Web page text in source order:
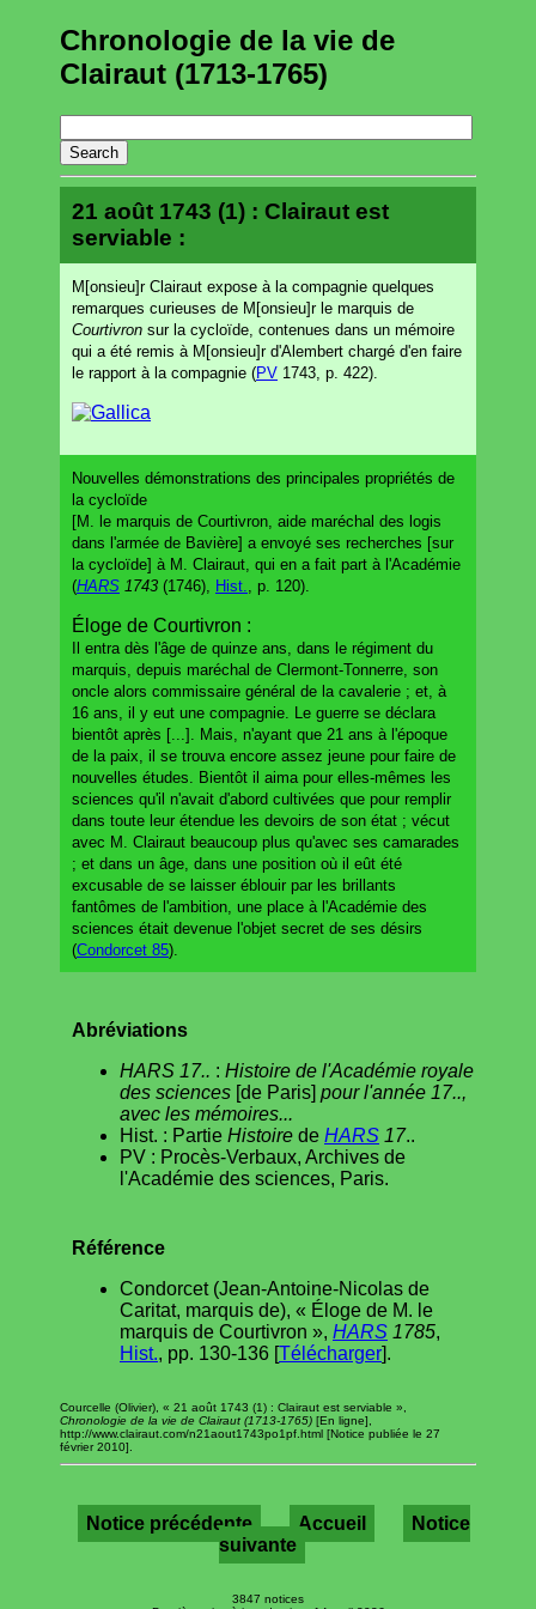
Chronologie de la vie de
Clairaut (1713-1765)
21 août 1743 (1) : Clairaut est
serviable :
M[onsieu]r Clairaut expose à la compagnie quelques
remarques curieuses de M[onsieu]r le marquis de
Courtivron sur la cycloïde, contenues dans un mémoire
qui a été remis à M[onsieu]r d'Alembert chargé d'en faire
le rapport à la compagnie (PV 1743, p. 422).
Nouvelles démonstrations des principales propriétés de
la cycloïde
[M. le marquis de Courtivron, aide maréchal des logis
dans l'armée de Bavière] a envoyé ses recherches [sur
la cycloïde] à M. Clairaut, qui en a fait part à l'Académie
(HARS 1743 (1746), Hist. , p. 120).
Éloge de Courtivron :
Il entra dès l'âge de quinze ans, dans le régiment du
marquis, depuis maréchal de Clermont-Tonnerre, son
oncle alors commissaire général de la cavalerie ; et, à
16 ans, il y eut une compagnie. Le guerre se déclara
bientôt après [...]. Mais, n'ayant que 21 ans à l'époque
de la paix, il se trouva encore assez jeune pour faire de
nouvelles études. Bientôt il aima pour elles-mêmes les
sciences qu'il n'avait d'abord cultivées que pour remplir
dans toute leur étendue les devoirs de son état ; vécut
avec M. Clairaut beaucoup plus qu'avec ses camarades
; et dans un âge, dans une position où il eût été
excusable de se laisser éblouir par les brillants
fantômes de l'ambition, une place à l'Académie des
sciences était devenue l'objet secret de ses désirs
(Condorcet 85).
Abréviations
HARS 17.. : Histoire de l'Académie royale
des sciences [de Paris] pour l'année 17..,
avec les mémoires...
Hist. : Partie Histoire de HARS 17..
PV : Procès-Verbaux, Archives de
l'Académie des sciences, Paris.
Référence
Condorcet (Jean-Antoine-Nicolas de
Caritat, marquis de), « Éloge de M. le
marquis de Courtivron », HARS 1785,
Hist., pp. 130-136 [Télécharger].
Courcelle (Olivier), « 21 août 1743 (1) : Clairaut est serviable »,
Chronologie de la vie de Clairaut (1713-1765) [En ligne],
http://www.clairaut.com/n21aout1743po1pf.html [Notice publiée le 27
février 2010].
Notice précédente Accueil
Notice
suivante
3847 notices